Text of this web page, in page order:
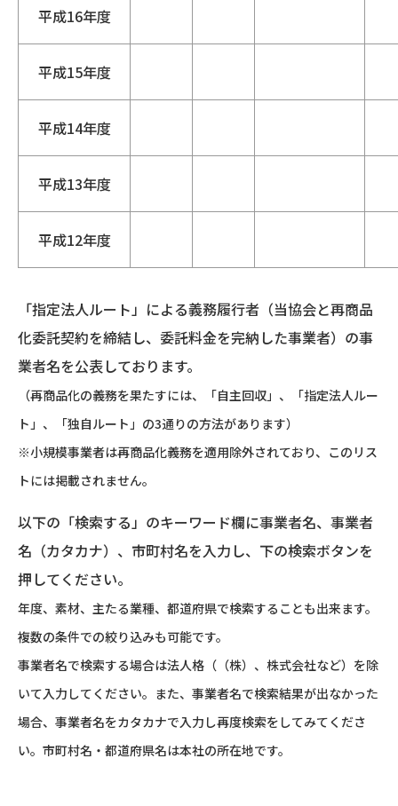
平成16年度
平成15年度
平成14年度
平成13年度
平成12年度
「指定法人ルート」による義務履行者（当協会と再商品
化委託契約を締結し、委託料金を完納した事業者）の事
業者名を公表しております。
（再商品化の義務を果たすには、「自主回収」、「指定法人ルー
ト」、「独自ルート」の3通りの方法があります）
※小規模事業者は再商品化義務を適用除外されており、このリス
トには掲載されません。
以下の「検索する」のキーワード欄に事業者名、事業者
名（カタカナ）、市町村名を入力し、下の検索ボタンを
押してください。
年度、素材、主たる業種、都道府県で検索することも出来ます。
複数の条件での絞り込みも可能です。
事業者名で検索する場合は法人格（（株）、株式会社など）を除
いて入力してください。また、事業者名で検索結果が出なかった
場合、事業者名をカタカナで入力し再度検索をしてみてくださ
い。市町村名・都道府県名は本社の所在地です。